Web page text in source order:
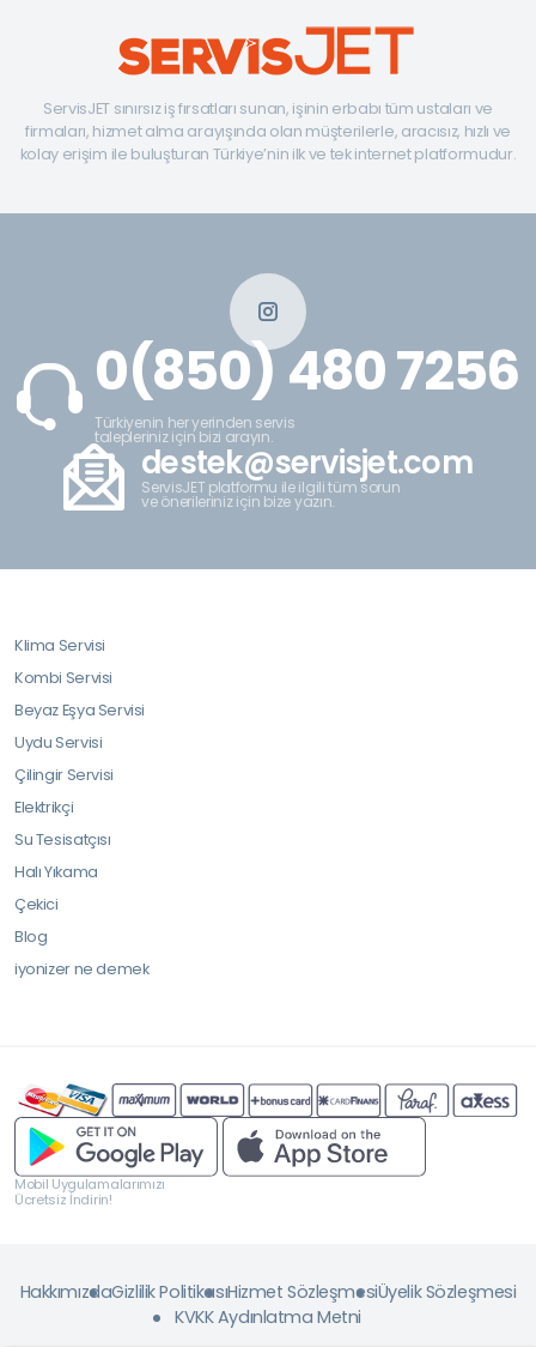
ServisJET sınırsız iş fırsatları sunan, işinin erbabı tüm ustaları ve
firmaları, hizmet alma arayışında olan müşterilerle, aracısız, hızlı ve
kolay erişim ile buluşturan Türkiye’nin ilk ve tek internet platformudur.
0(850) 480 7256
Türkiyenin her yerinden servis
talepleriniz için bizi arayın.
destek@servisjet.com
ServisJET platformu ile ilgili tüm sorun
ve önerileriniz için bize yazın.
Klima Servisi
Kombi Servisi
Beyaz Eşya Servisi
Uydu Servisi
Çilingir Servisi
Elektrikçi
Su Tesisatçısı
Halı Yıkama
Çekici
Blog
iyonizer ne demek
Mobil Uygulamalarımızı
Ücretsiz İndirin!
HakkımızdaGizlilik PolitikasıHizmet SözleşmesiÜyelik Sözleşmesi
KVKK Aydınlatma Metni